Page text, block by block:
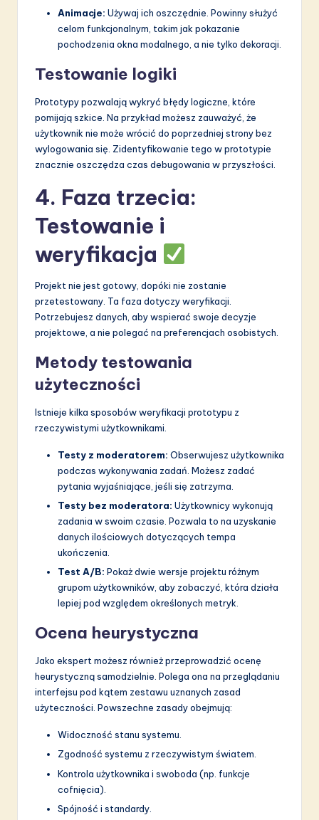
Animacje: Używaj ich oszczędnie. Powinny służyć
celom funkcjonalnym, takim jak pokazanie
pochodzenia okna modalnego, a nie tylko dekoracji.
Testowanie logiki
Prototypy pozwalają wykryć błędy logiczne, które
pomijają szkice. Na przykład możesz zauważyć, że
użytkownik nie może wrócić do poprzedniej strony bez
wylogowania się. Zidentyfikowanie tego w prototypie
znacznie oszczędza czas debugowania w przyszłości.
4. Faza trzecia:
Testowanie i
weryfikacja
Projekt nie jest gotowy, dopóki nie zostanie
przetestowany. Ta faza dotyczy weryfikacji.
Potrzebujesz danych, aby wspierać swoje decyzje
projektowe, a nie polegać na preferencjach osobistych.
Metody testowania
użyteczności
Istnieje kilka sposobów weryfikacji prototypu z
rzeczywistymi użytkownikami.
Testy z moderatorem: Obserwujesz użytkownika
podczas wykonywania zadań. Możesz zadać
pytania wyjaśniające, jeśli się zatrzyma.
Testy bez moderatora: Użytkownicy wykonują
zadania w swoim czasie. Pozwala to na uzyskanie
danych ilościowych dotyczących tempa
ukończenia.
Test A/B: Pokaż dwie wersje projektu różnym
grupom użytkowników, aby zobaczyć, która działa
lepiej pod względem określonych metryk.
Ocena heurystyczna
Jako ekspert możesz również przeprowadzić ocenę
heurystyczną samodzielnie. Polega ona na przeglądaniu
interfejsu pod kątem zestawu uznanych zasad
użyteczności. Powszechne zasady obejmują:
Widoczność stanu systemu.
Zgodność systemu z rzeczywistym światem.
Kontrola użytkownika i swoboda (np. funkcje
cofnięcia).
Spójność i standardy.